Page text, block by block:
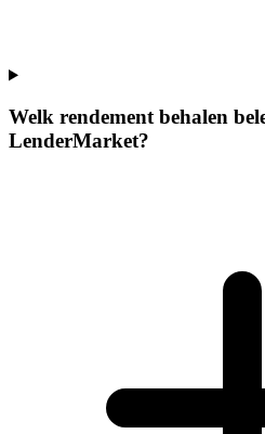
Welk rendement behalen
LenderMarket?